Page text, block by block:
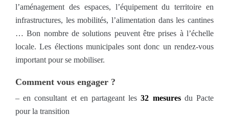
l’aménagement des espaces, l’équipement du territoire en
infrastructures, les mobilités, l’alimentation dans les cantines
… Bon nombre de solutions peuvent être prises à l’échelle
locale. Les élections municipales sont donc un rendez-vous
important pour se mobiliser.
Comment vous engager ?
– en consultant et en partageant les32 mesuresdu Pacte
pour la transition